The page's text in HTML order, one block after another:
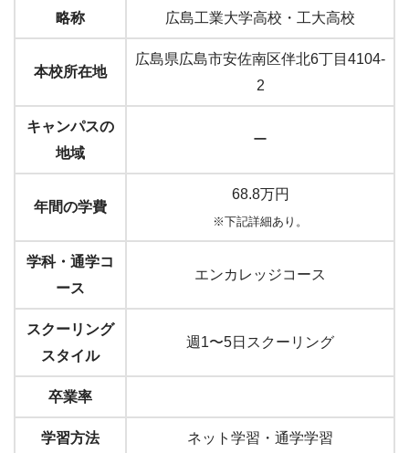
略称 広島工業大学高校・工大高校
本校所在地
広島県広島市安佐南区伴北6丁目4104-
2
キャンパスの
地域
ー
年間の学費
68.8万円
※下記詳細あり。
学科・通学コ
ース
エンカレッジコース
スクーリング
スタイル
週1〜5日スクーリング
卒業率
学習方法 ネット学習・通学学習